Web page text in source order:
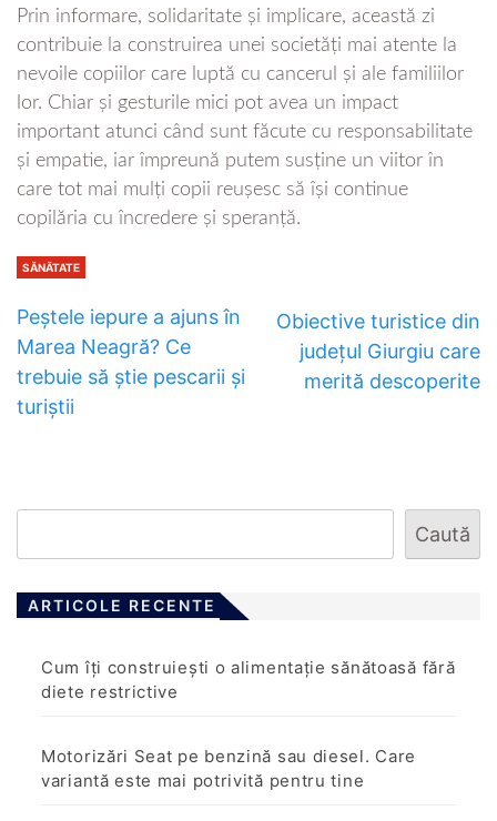
Prin informare, solidaritate și implicare, această zi
contribuie la construirea unei societăți mai atente la
nevoile copiilor care luptă cu cancerul și ale familiilor
lor. Chiar și gesturile mici pot avea un impact
important atunci când sunt făcute cu responsabilitate
și empatie, iar împreună putem susține un viitor în
care tot mai mulți copii reușesc să își continue
copilăria cu încredere și speranță.
SĂNĂTATE
Peștele iepure a ajuns în
Marea Neagră? Ce
trebuie să știe pescarii și
turiștii
Obiective turistice din
județul Giurgiu care
merită descoperite
Caută
ARTICOLE RECENTE
Cum îți construiești o alimentație sănătoasă fără
diete restrictive
Motorizări Seat pe benzină sau diesel. Care
variantă este mai potrivită pentru tine